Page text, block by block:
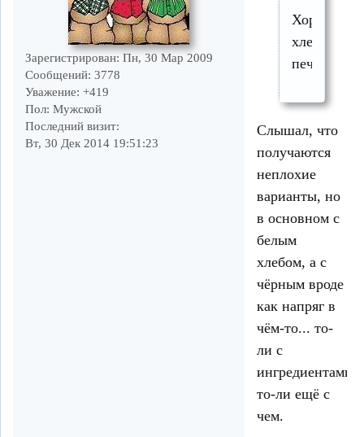
Зарегистрирован: Пн, 30 Мар 2009
Сообщений: 3778
Уважение: +419
Пол: Мужской
Последний визит:
Вт, 30 Дек 2014 19:51:23
Хороший
хлебец
печёт?
Слышал, что
получаются
неплохие
варианты, но
в основном с
белым
хлебом, а с
чёрным вроде
как напряг в
чём-то... то-
ли с
ингредиентами,
то-ли ещё с
чем.